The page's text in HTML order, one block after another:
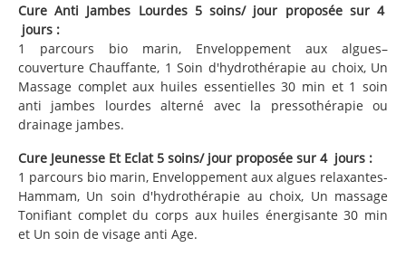
Cure Anti Jambes Lourdes 5 soins/ jour proposée sur 4
jours :
1 parcours bio marin, Enveloppement aux algues–
couverture Chauffante, 1 Soin d'hydrothérapie au choix, Un
Massage complet aux huiles essentielles 30 min et 1 soin
anti jambes lourdes alterné avec la pressothérapie ou
drainage jambes.
Cure Jeunesse Et Eclat 5 soins/ jour proposée sur 4 jours :
1 parcours bio marin, Enveloppement aux algues relaxantes-
Hammam, Un soin d'hydrothérapie au choix, Un massage
Tonifiant complet du corps aux huiles énergisante 30 min
et Un soin de visage anti Age.